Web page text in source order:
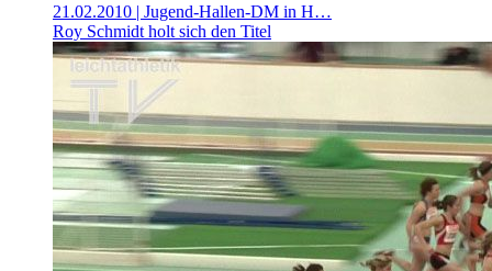
21.02.2010 | Jugend-Hallen-DM in H…
Roy Schmidt holt sich den Titel